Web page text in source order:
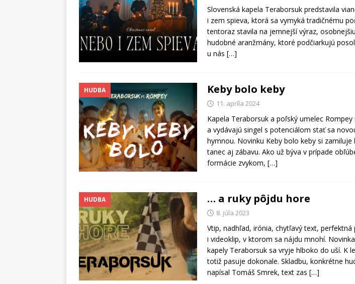
Slovenská kapela Teraborsuk predstavila
i zem spieva, ktorá sa vymyká tradičnému
tentoraz stavila na jemnejší výraz,
hudobné aranžmány, ktoré podčiarkujú
u nás […]
HUDBA Keby bolo keby
11. apríla 2024
Kapela Teraborsuk a poľský umelec Rompey
a vydávajú singel s potenciálom stať sa
hymnou. Novinku Keby bolo keby si zamiluje
tanec aj zábavu. Ako už býva v prípade
formácie zvykom, […]
HUDBA … a ruky pôjdu hore
8. júla 2023
Vtip, nadhľad, irónia, chytľavý text, perfektná
i videoklip, v ktorom sa nájdu mnohí.
kapely Teraborsuk sa vryje hlboko do uší. K
totiž pasuje dokonale. Skladbu, konkrétne
napísal Tomáš Smrek, text zas […]